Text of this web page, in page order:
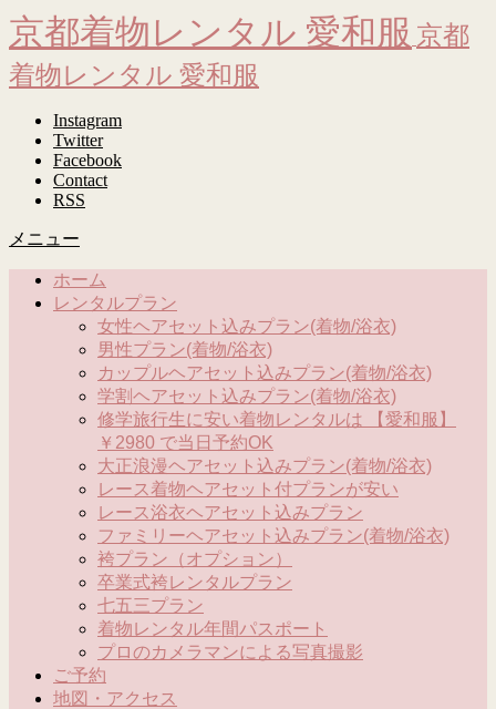
京都着物レンタル 愛和服 京都
着物レンタル 愛和服
Instagram
Twitter
Facebook
Contact
RSS
メニュー
ホーム
レンタルプラン
女性ヘアセット込みプラン(着物/浴衣)
男性プラン(着物/浴衣)
カップルヘアセット込みプラン(着物/浴衣)
学割ヘアセット込みプラン(着物/浴衣)
修学旅行生に安い着物レンタルは 【愛和服】
￥2980 で当日予約OK
大正浪漫ヘアセット込みプラン(着物/浴衣)
レース着物ヘアセット付プランが安い
レース浴衣ヘアセット込みプラン
ファミリーヘアセット込みプラン(着物/浴衣)
袴プラン（オプション）
卒業式袴レンタルプラン
七五三プラン
着物レンタル年間パスポート
プロのカメラマンによる写真撮影
ご予約
地図・アクセス